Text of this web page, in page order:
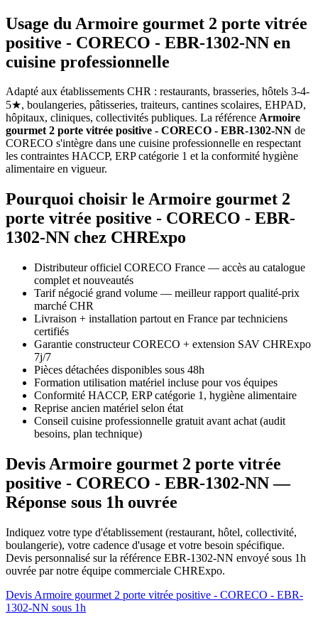
Usage du Armoire gourmet 2 porte vitrée
positive - CORECO - EBR-1302-NN en
cuisine professionnelle
Adapté aux établissements CHR : restaurants, brasseries, hôtels 3-4-
5★, boulangeries, pâtisseries, traiteurs, cantines scolaires, EHPAD,
hôpitaux, cliniques, collectivités publiques. La référence Armoire
gourmet 2 porte vitrée positive - CORECO - EBR-1302-NN de
CORECO s'intègre dans une cuisine professionnelle en respectant
les contraintes HACCP, ERP catégorie 1 et la conformité hygiène
alimentaire en vigueur.
Pourquoi choisir le Armoire gourmet 2
porte vitrée positive - CORECO - EBR-
1302-NN chez CHRExpo
Distributeur officiel CORECO France — accès au catalogue
complet et nouveautés
Tarif négocié grand volume — meilleur rapport qualité-prix
marché CHR
Livraison + installation partout en France par techniciens
certifiés
Garantie constructeur CORECO + extension SAV CHRExpo
7j/7
Pièces détachées disponibles sous 48h
Formation utilisation matériel incluse pour vos équipes
Conformité HACCP, ERP catégorie 1, hygiène alimentaire
Reprise ancien matériel selon état
Conseil cuisine professionnelle gratuit avant achat (audit
besoins, plan technique)
Devis Armoire gourmet 2 porte vitrée
positive - CORECO - EBR-1302-NN —
Réponse sous 1h ouvrée
Indiquez votre type d'établissement (restaurant, hôtel, collectivité,
boulangerie), votre cadence d'usage et votre besoin spécifique.
Devis personnalisé sur la référence EBR-1302-NN envoyé sous 1h
ouvrée par notre équipe commerciale CHRExpo.
Devis Armoire gourmet 2 porte vitrée positive - CORECO - EBR-
1302-NN sous 1h